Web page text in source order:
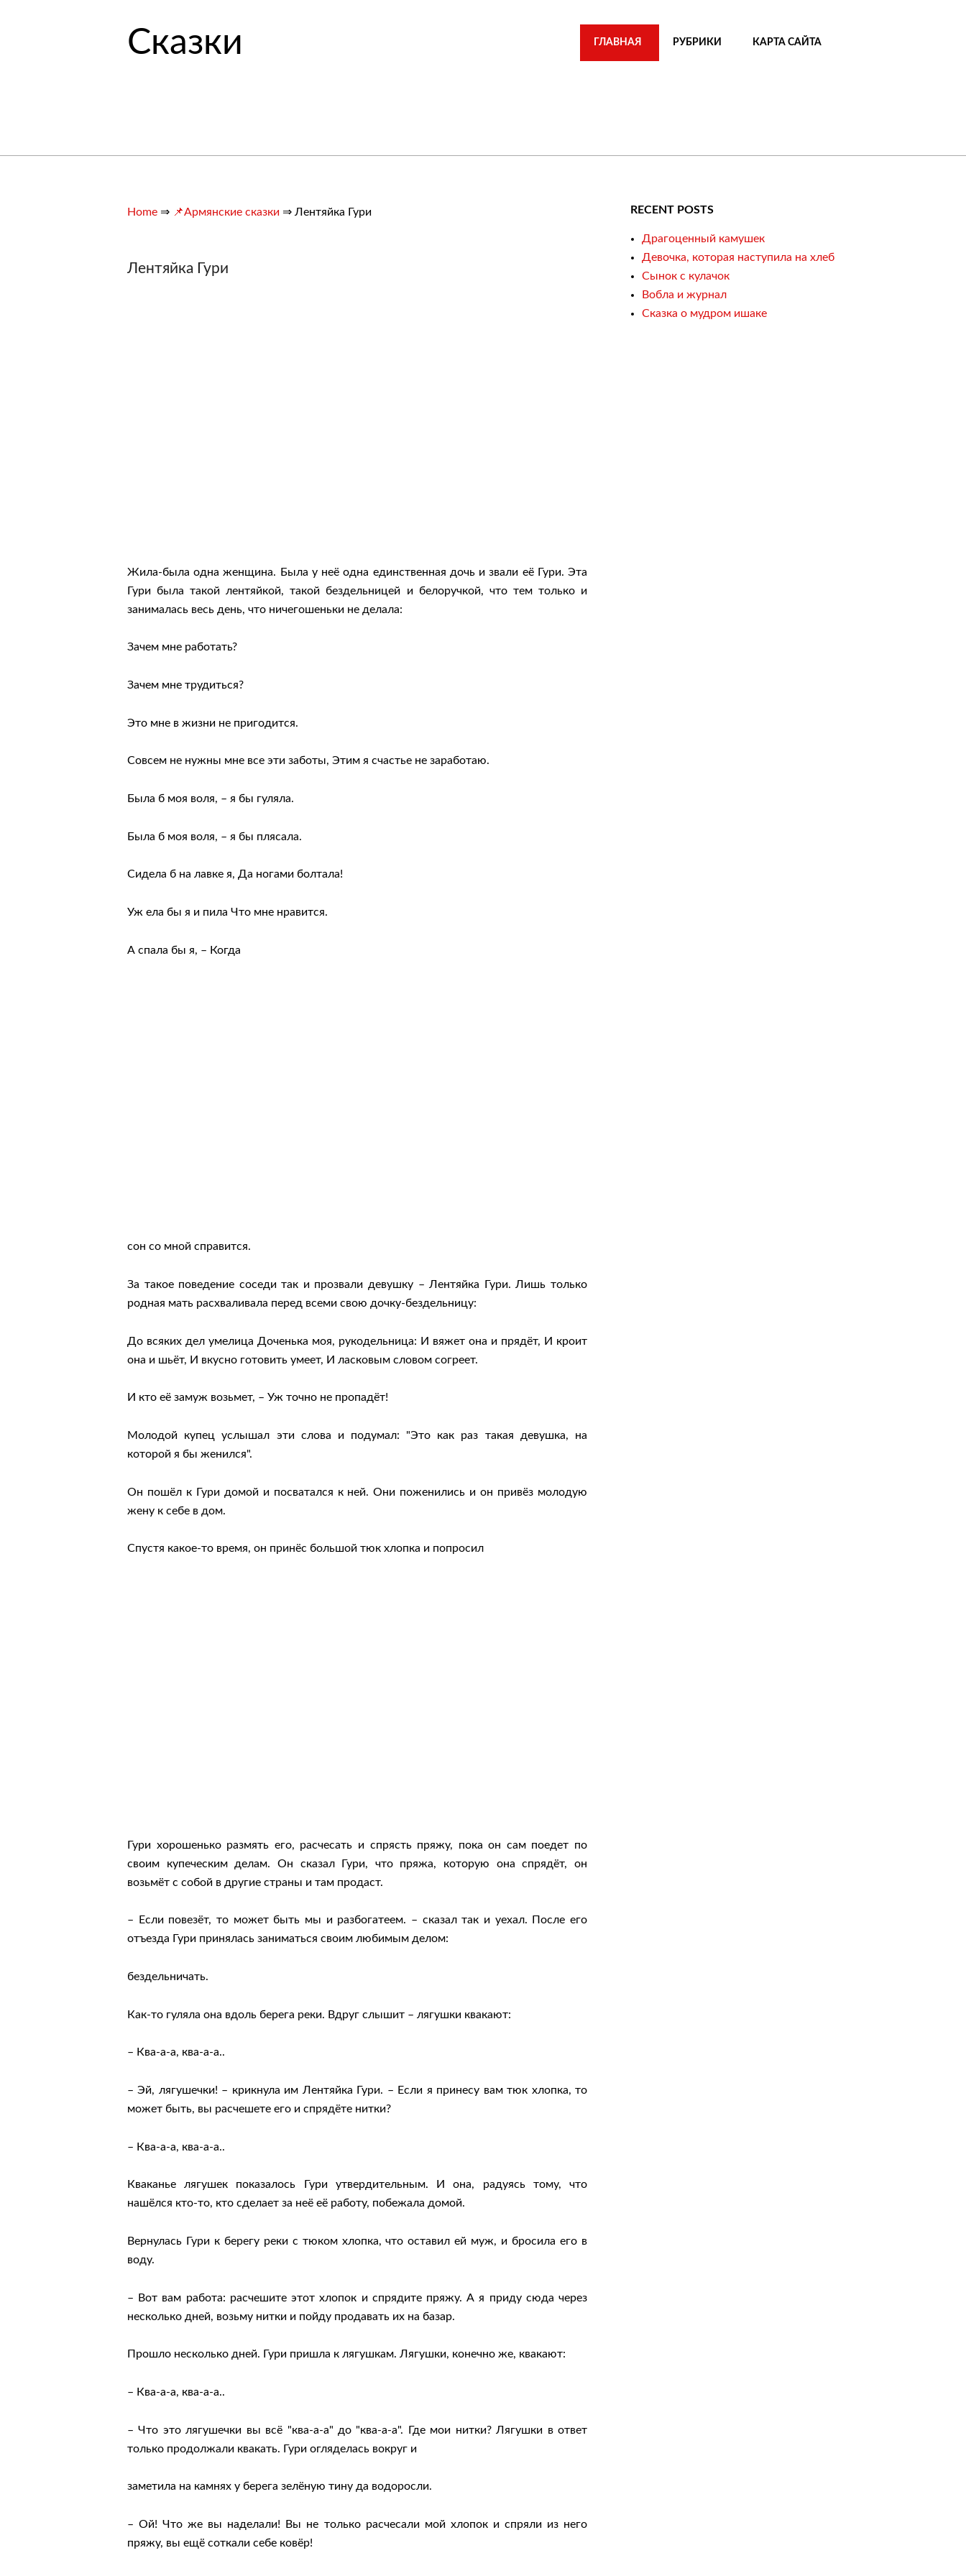
Сказки ГЛАВНАЯ РУБРИКИ КАРТА САЙТА
Home ⇒ 📌Армянские сказки ⇒ Лентяйка Гури
Лентяйка Гури
Жила-была одна женщина. Была у неё одна единственная дочь и звали её Гури. Эта
Гури была такой лентяйкой, такой бездельницей и белоручкой, что тем только и
занималась весь день, что ничегошеньки не делала:
Зачем мне работать?
Зачем мне трудиться?
Это мне в жизни не пригодится.
Совсем не нужны мне все эти заботы, Этим я счастье не заработаю.
Была б моя воля, – я бы гуляла.
Была б моя воля, – я бы плясала.
Сидела б на лавке я, Да ногами болтала!
Уж ела бы я и пила Что мне нравится.
А спала бы я, – Когда
сон со мной справится.
За такое поведение соседи так и прозвали девушку – Лентяйка Гури. Лишь только
родная мать расхваливала перед всеми свою дочку-бездельницу:
До всяких дел умелица Доченька моя, рукодельница: И вяжет она и прядёт, И кроит
она и шьёт, И вкусно готовить умеет, И ласковым словом согреет.
И кто её замуж возьмет, – Уж точно не пропадёт!
Молодой купец услышал эти слова и подумал: "Это как раз такая девушка, на
которой я бы женился".
Он пошёл к Гури домой и посватался к ней. Они поженились и он привёз молодую
жену к себе в дом.
Спустя какое-то время, он принёс большой тюк хлопка и попросил
Гури хорошенько размять его, расчесать и спрясть пряжу, пока он сам поедет по
своим купеческим делам. Он сказал Гури, что пряжа, которую она спрядёт, он
возьмёт с собой в другие страны и там продаст.
– Если повезёт, то может быть мы и разбогатеем. – сказал так и уехал. После его
отъезда Гури принялась заниматься своим любимым делом:
бездельничать.
Как-то гуляла она вдоль берега реки. Вдруг слышит – лягушки квакают:
– Ква-а-а, ква-а-а..
– Эй, лягушечки! – крикнула им Лентяйка Гури. – Если я принесу вам тюк хлопка, то
может быть, вы расчешете его и спрядёте нитки?
– Ква-а-а, ква-а-а..
Кваканье лягушек показалось Гури утвердительным. И она, радуясь тому, что
нашёлся кто-то, кто сделает за неё её работу, побежала домой.
Вернулась Гури к берегу реки с тюком хлопка, что оставил ей муж, и бросила его в
воду.
– Вот вам работа: расчешите этот хлопок и спрядите пряжу. А я приду сюда через
несколько дней, возьму нитки и пойду продавать их на базар.
Прошло несколько дней. Гури пришла к лягушкам. Лягушки, конечно же, квакают:
– Ква-а-а, ква-а-а..
– Что это лягушечки вы всё "ква-а-а" до "ква-а-а". Где мои нитки? Лягушки в ответ
только продолжали квакать. Гури огляделась вокруг и
заметила на камнях у берега зелёную тину да водоросли.
– Ой! Что же вы наделали! Вы не только расчесали мой хлопок и спряли из него
пряжу, вы ещё соткали себе ковёр!
RECENT POSTS
Драгоценный камушек
Девочка, которая наступила на хлеб
Сынок с кулачок
Вобла и журнал
Сказка о мудром ишаке